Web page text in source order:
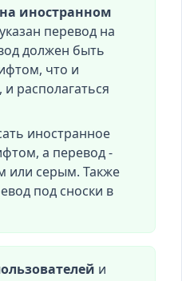
иностранном
перевод на
должен быть
что и
располагаться
иностранное
а перевод -
или серым. Также
под сноски в
и